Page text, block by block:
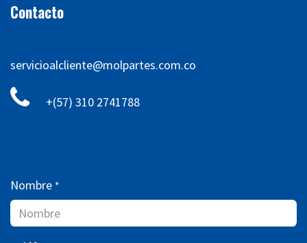
Contacto
servicioalcliente@molpartes.com.co
+(57) 310 2741788
Nombre *